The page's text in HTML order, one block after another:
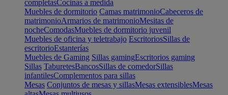
completasCocinas a medida
Muebles de dormitorio Camas matrimonioCabeceros de
matrimonioArmarios de matrimonioMesitas de
nocheComodasMuebles de dormitorio juvenil
Muebles de oficina y teletrabajo EscritoriosSillas de
escritorioEstanterías
Muebles de Gaming Sillas gamingEscritorios gaming
Sillas TaburetesBancosSillas de comedorSillas
infantilesComplementos para sillas
Mesas Conjuntos de mesas y sillasMesas extensiblesMesas